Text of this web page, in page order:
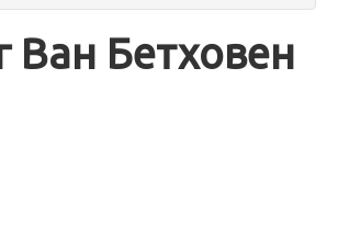
Ван Бетховен